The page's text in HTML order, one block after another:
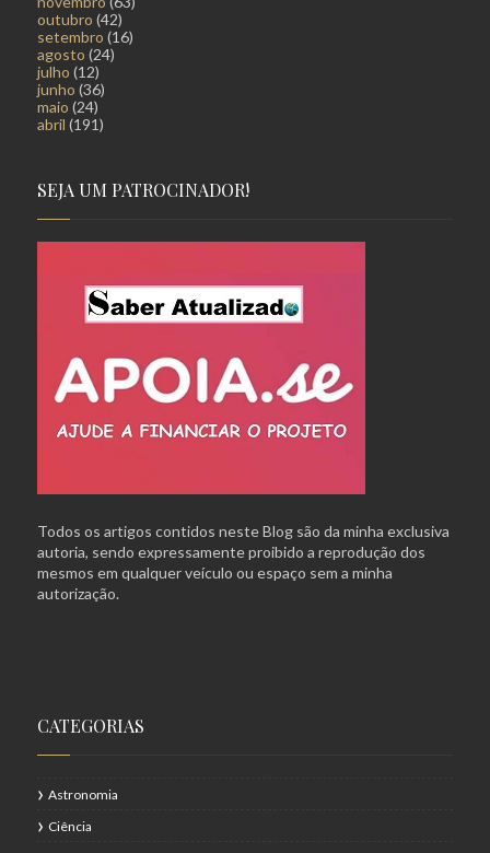
outubro (42)
setembro (16)
agosto (24)
julho (12)
junho (36)
maio (24)
abril (191)
SEJA UM PATROCINADOR!
Todos os artigos contidos neste Blog são da minha exclusiva
autoria, sendo expressamente proibido a reprodução dos
mesmos em qualquer veículo ou espaço sem a minha
autorização.
CATEGORIAS
Astronomia
Ciência